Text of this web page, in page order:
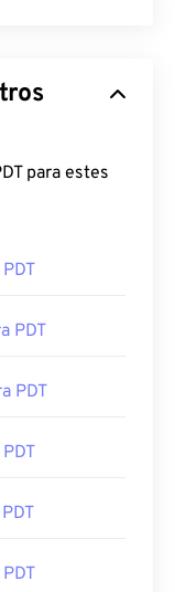
para estes
PDT
PDT